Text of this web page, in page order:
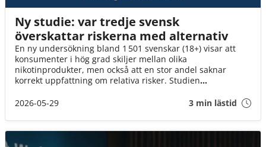
Ny studie: var tredje svensk
överskattar riskerna med alternativ
En ny undersökning bland 1 501 svenskar (18+) visar att
konsumenter i hög grad skiljer mellan olika
nikotinprodukter, men också att en stor andel saknar
korrekt uppfattning om relativa risker. Studien
attityder och kunskapsnivåer på en snabbt föränderlig
2026-05-29 3 min lästid